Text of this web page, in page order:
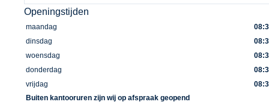
Openingstijden
maandag
dinsdag
woensdag
donderdag
vrijdag
Buiten kantooruren zijn wij op afspraak geopend